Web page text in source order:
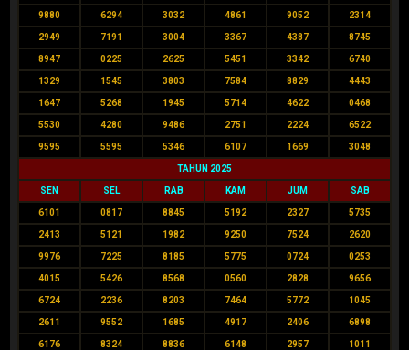
9880 6294 3032 4861 9052 2314
2949 7191 3004 3367 4387 8745
8947 0225 2625 5451 3342 6740
1329 1545 3803 7584 8829 4443
1647 5268 1945 5714 4622 0468
5530 4280 9486 2751 2224 6522
9595 5595 5346 6107 1669 3048
TAHUN 2025
SEN SEL RAB KAM JUM SAB
6101 0817 8845 5192 2327 5735
2413 5121 1982 9250 7524 2620
9976 7225 8185 5775 0724 0253
4015 5426 8568 0560 2828 9656
6724 2236 8203 7464 5772 1045
2611 9552 1685 4917 2406 6898
6176 8324 8836 6148 2957 1011